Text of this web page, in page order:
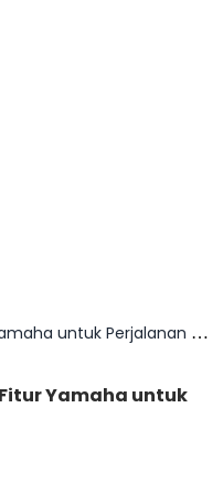
Tips Touring Motor dengan Fitur Yamaha untuk Perjalanan Aman
Yamaha untuk